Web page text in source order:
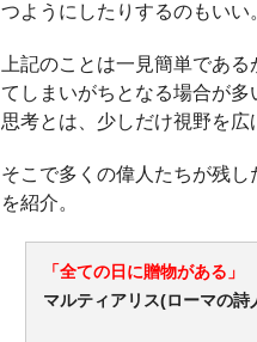
つようにしたりするのもいい
上記のことは一見簡単であ
てしまいがちとなる場合が
思考とは、少しだけ視野を
そこで多くの偉人たちが残
を紹介。
「全ての日に贈物がある」
マルティアリス(ローマの詩